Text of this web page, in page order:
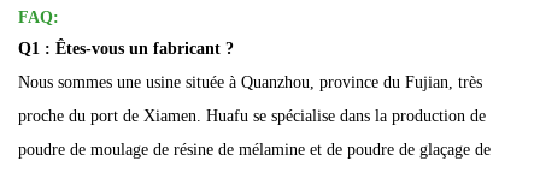
FAQ:
Q1 : Êtes-vous un fabricant ?
Nous sommes une usine située à Quanzhou, province du Fujian, très
proche du port de Xiamen. Huafu se spécialise dans la production de
poudre de moulage de résine de mélamine et de poudre de glaçage de